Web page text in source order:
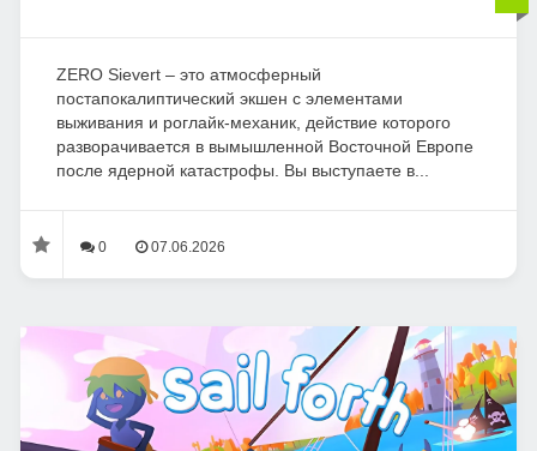
ZERO Sievert – это атмосферный
постапокалиптический экшен с элементами
выживания и роглайк-механик, действие которого
разворачивается в вымышленной Восточной Европе
после ядерной катастрофы. Вы выступаете в...
0 07.06.2026